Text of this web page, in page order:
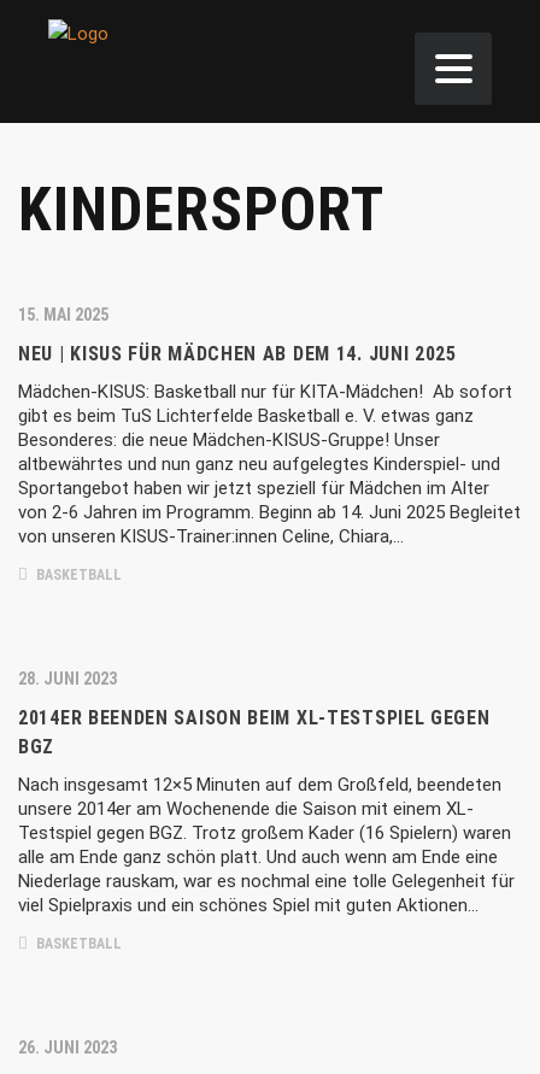
KINDERSPORT
15. MAI 2025
NEU | KISUS FÜR MÄDCHEN AB DEM 14. JUNI 2025
Mädchen-KISUS: Basketball nur für KITA-Mädchen! Ab sofort
gibt es beim TuS Lichterfelde Basketball e. V. etwas ganz
Besonderes: die neue Mädchen-KISUS-Gruppe! Unser
altbewährtes und nun ganz neu aufgelegtes Kinderspiel- und
Sportangebot haben wir jetzt speziell für Mädchen im Alter
von 2-6 Jahren im Programm. Beginn ab 14. Juni 2025 Begleitet
von unseren KISUS-Trainer:innen Celine, Chiara,…
BASKETBALL
28. JUNI 2023
2014ER BEENDEN SAISON BEIM XL-TESTSPIEL GEGEN
BGZ
Nach insgesamt 12×5 Minuten auf dem Großfeld, beendeten
unsere 2014er am Wochenende die Saison mit einem XL-
Testspiel gegen BGZ. Trotz großem Kader (16 Spielern) waren
alle am Ende ganz schön platt. Und auch wenn am Ende eine
Niederlage rauskam, war es nochmal eine tolle Gelegenheit für
viel Spielpraxis und ein schönes Spiel mit guten Aktionen…
BASKETBALL
26. JUNI 2023